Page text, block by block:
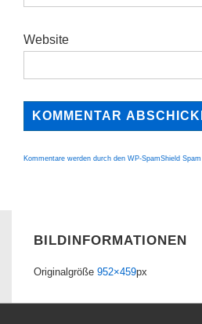
Website
Kommentare werden durch den WP-SpamShield
BILDINFORMATIONEN
Originalgröße 952×459px